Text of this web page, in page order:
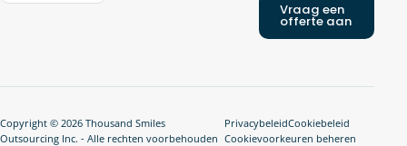
Vraag een
offerte aan
Copyright © 2026 Thousand Smiles
Outsourcing Inc. - Alle rechten voorbehouden
PrivacybeleidCookiebeleid
Cookievoorkeuren beheren